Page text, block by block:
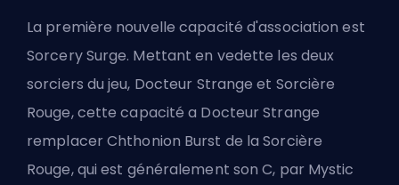
La première nouvelle capacité d'association est
Sorcery Surge. Mettant en vedette les deux
sorciers du jeu, Docteur Strangeet Sorcière
Rouge, cette capacité a Docteur Strange
remplacer Chthonion Burst de la Sorcière
Rouge, qui est généralement son C, par Mystic